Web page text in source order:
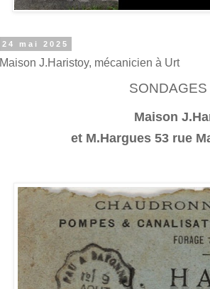
24 mai 2025
Maison J.Haristoy, mécanicien à Urt
Maison
et M.Hargues 53 rue